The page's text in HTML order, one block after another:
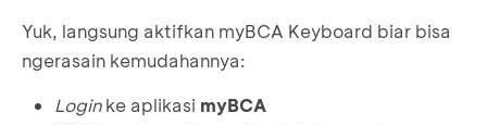
Yuk, langsung aktifkan myBCA Keyboard biar bisa
ngerasain kemudahannya:
Loginke aplikasi myBCA